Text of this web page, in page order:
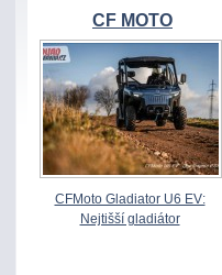
CF MOTO
CFMoto Gladiator U6 EV:
Nejtišší gladiátor